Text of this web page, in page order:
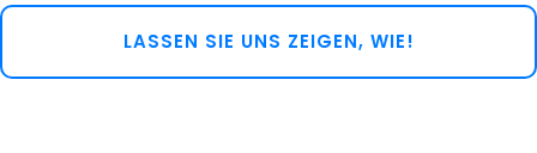
LASSEN SIE UNS ZEIGEN, WIE!